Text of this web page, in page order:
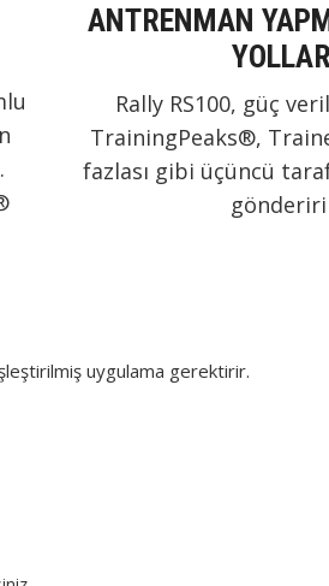
ANTRENMAN
Rally RS100, güç
TrainingPeaks®,
fazlası gibi üçüncü
uygulama gerektirir.